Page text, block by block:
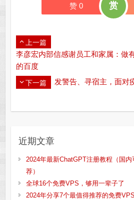
赞 0 赏
上一篇
李彦宏内部信感谢员工和家属：做
的百度
下一篇 发警告、寻宿主，面对
近期文章
2024年最新ChatGPT注册教程（国
荐）
全球16个免费VPS，够用一辈子了
2024年分享7个最值得推荐的免费VPS